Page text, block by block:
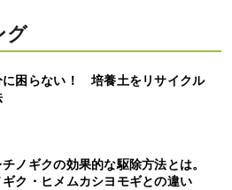
グ
に困らない！ 培養土をリサイクル
ノギクの効果的な駆除方法とは。
ギク・ヒメムカシヨモギとの違い